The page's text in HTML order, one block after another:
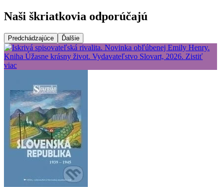
Naši škriatkovia odporúčajú
Predchádzajúce Ďalšie